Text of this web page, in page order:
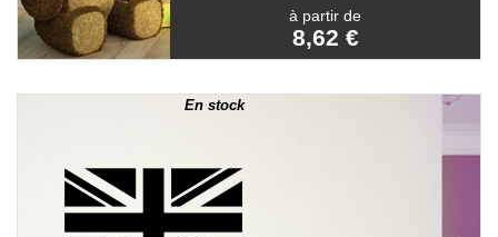
à partir de
8,62 €
En stock